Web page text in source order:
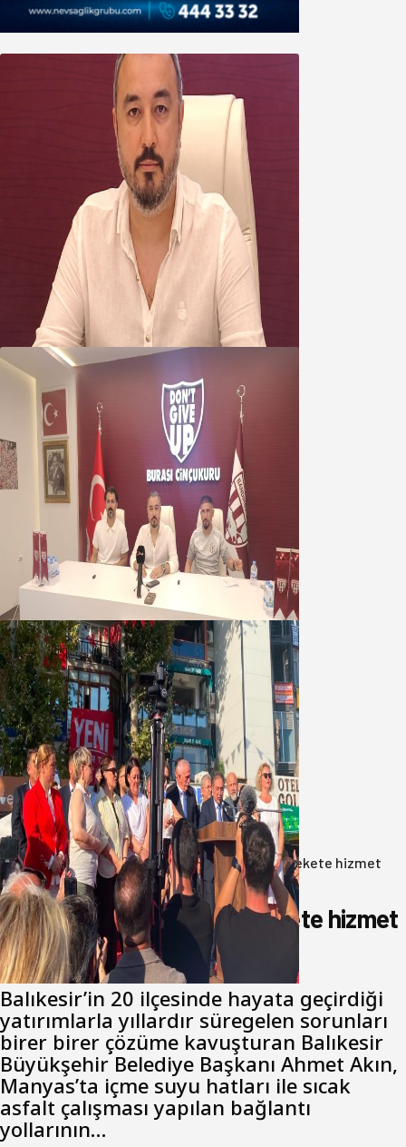
Oğuzbeyi’nden Balıkesirspor
yönetimine cevap : Herkes kendine
yakışanı yapar, buluttan nem
kapmayın!
07 Ağustos 2026
Oğuzbeyi : Transferlerde takımın
geleceğini, kulübün ekonomisini
düşündük
Yeni Parti Bandırma Teşkilatı kuruldu
06 Ağustos 2026
Anasayfa/Gündem/Akın: Benim derdim memlekete hizmet
hemşerim!
Akın: Benim derdim memlekete hizmet
hemşerim!
Balıkesir’in 20 ilçesinde hayata geçirdiği
yatırımlarla yıllardır süregelen sorunları
birer birer çözüme kavuşturan Balıkesir
Büyükşehir Belediye Başkanı Ahmet Akın,
Manyas’ta içme suyu hatları ile sıcak
asfalt çalışması yapılan bağlantı
yollarının…